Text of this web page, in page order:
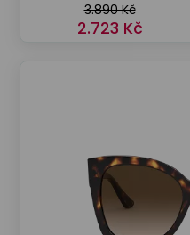
3.890 Kč
2.723 Kč